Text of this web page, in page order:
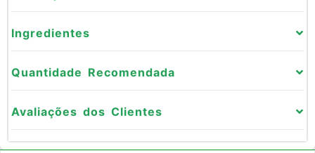
Ingredientes
Quantidade Recomendada
Avaliações dos Clientes